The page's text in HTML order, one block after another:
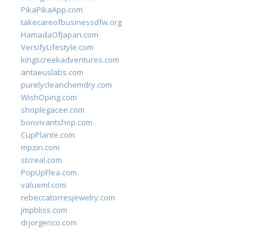
PikaPikaApp.com
takecareofbusinessdfw.org
HamadaOfJapan.com
VersifyLifestyle.com
kingscreekadventures.com
antaeuslabs.com
purelycleanchemdry.com
WishOping.com
shoplegacee.com
bonvivantshop.com
CupPlante.com
mpzin.com
stcreal.com
PopUpFlea.com
valueml.com
rebeccatorresjewelry.com
jmpbliss.com
drjorgerico.com